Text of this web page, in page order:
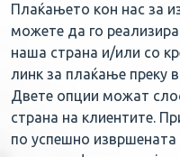
Плаќањето кон нас за
можете да го
наша страна и/или со
линк за плаќање преку
Двете опции можат
страна на клиентите.
по успешно